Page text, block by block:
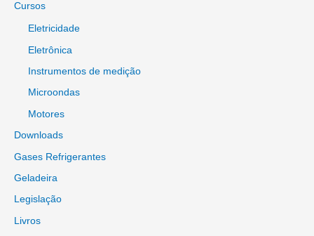
Cursos
Eletricidade
Eletrônica
Instrumentos de medição
Microondas
Motores
Downloads
Gases Refrigerantes
Geladeira
Legislação
Livros